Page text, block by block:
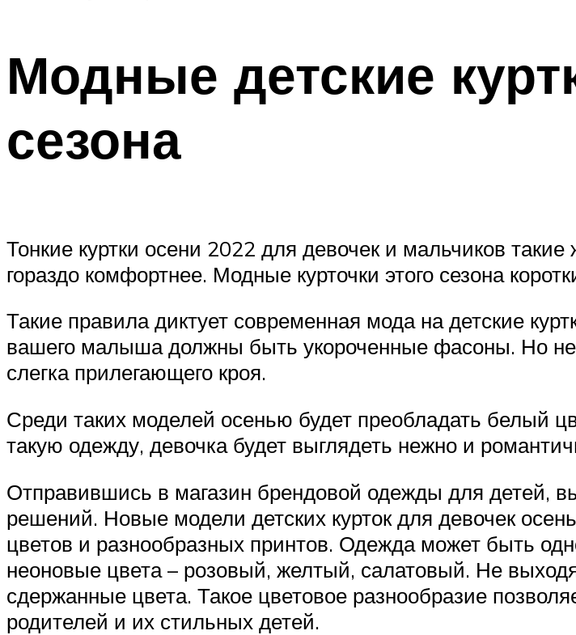
Модные детские
сезона
Тонкие куртки осени 2022 для девочек и мальчиков
гораздо комфортнее. Модные курточки этого сезона
Такие правила диктует современная мода на детские
вашего малыша должны быть укороченные фасоны. Но
слегка прилегающего кроя.
Среди таких моделей осенью будет преобладать белый
такую одежду, девочка будет выглядеть нежно и
Отправившись в магазин брендовой одежды для детей,
решений. Новые модели детских курток для девочек
цветов и разнообразных принтов. Одежда может быть
неоновые цвета – розовый, желтый, салатовый. Не
сдержанные цвета. Такое цветовое разнообразие
родителей и их стильных детей.